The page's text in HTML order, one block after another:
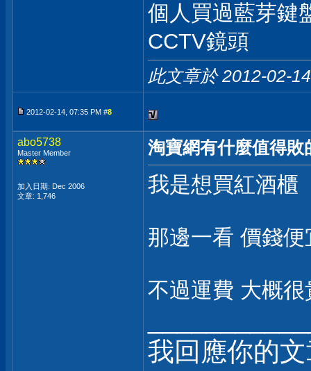
個人買過藍芽鍵
CCTV鏡頭
此文章於 2012-02-
2012-02-14, 07:35 PM #8
abo5738
Master Member
加入日期: Dec 2006
文章: 1,746
淘寶網有什麼值得敗
我是想買紅酒櫃
那邊一看 價錢便
不過運費 大概
我回應你的